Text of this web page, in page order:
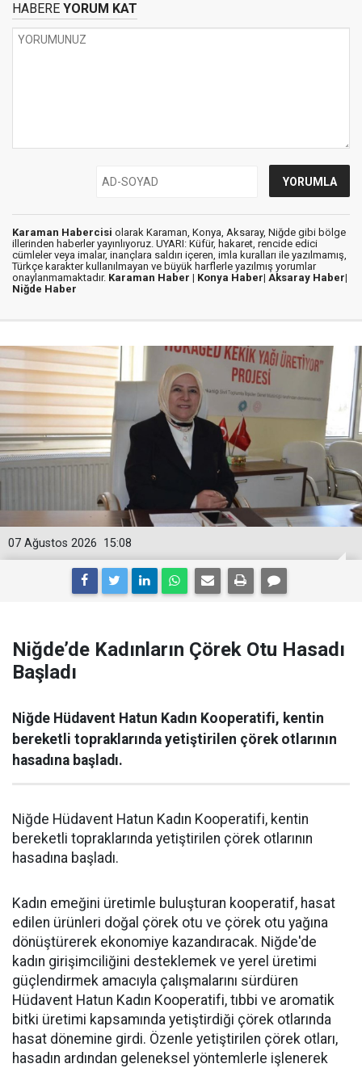
HABERE YORUM KAT
Karaman Habercisi olarak Karaman, Konya, Aksaray, Niğde gibi bölge
illerinden haberler yayınlıyoruz. UYARI: Küfür, hakaret, rencide edici
cümleler veya imalar, inançlara saldırı içeren, imla kuralları ile yazılmamış,
Türkçe karakter kullanılmayan ve büyük harflerle yazılmış yorumlar
onaylanmamaktadır. Karaman Haber | Konya Haber| Aksaray Haber|
Niğde Haber
15:08
07 Ağustos 2026
Niğde’de Kadınların Çörek Otu Hasadı
Başladı
Niğde Hüdavent Hatun Kadın Kooperatifi, kentin
bereketli topraklarında yetiştirilen çörek otlarının
hasadına başladı.
Niğde Hüdavent Hatun Kadın Kooperatifi, kentin
bereketli topraklarında yetiştirilen çörek otlarının
hasadına başladı.
Kadın emeğini üretimle buluşturan kooperatif, hasat
edilen ürünleri doğal çörek otu ve çörek otu yağına
dönüştürerek ekonomiye kazandıracak. Niğde'de
kadın girişimciliğini desteklemek ve yerel üretimi
güçlendirmek amacıyla çalışmalarını sürdüren
Hüdavent Hatun Kadın Kooperatifi, tıbbi ve aromatik
bitki üretimi kapsamında yetiştirdiği çörek otlarında
hasat dönemine girdi. Özenle yetiştirilen çörek otları,
hasadın ardından geleneksel yöntemlerle işlenerek